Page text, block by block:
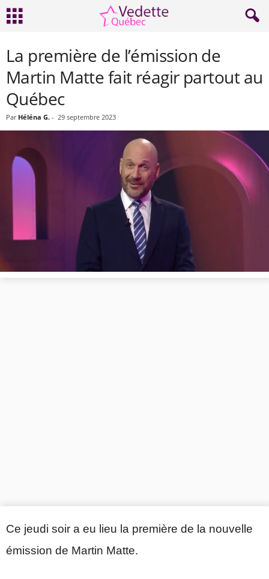
La première de l’émission de
Martin Matte fait réagir partout au
Québec
Par Héléna G. - 29 septembre 2023
Ce jeudi soir a eu lieu la première de la nouvelle
émission de Martin Matte.